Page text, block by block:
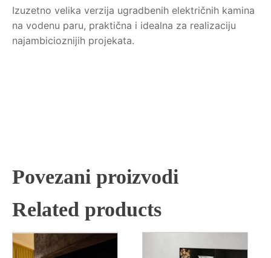
Izuzetno velika verzija ugradbenih električnih kamina
na vodenu paru, praktična i idealna za realizaciju
najambicioznijih projekata.
Povezani proizvodi
Related products